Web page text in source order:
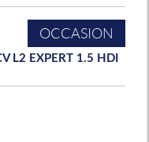
OCCASION
L2 EXPERT 1.5 HDI